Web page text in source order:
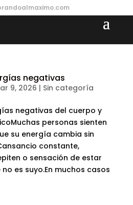
negativas
9, 2026 | Sin categoría
negativas del cuerpo y
personas sienten
su energía cambia sin
constante,
o sensación de estar
es suyo.En muchos casos